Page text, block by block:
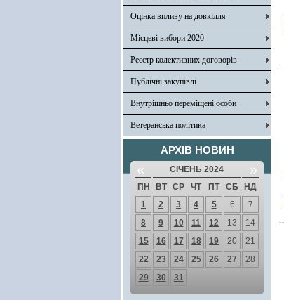
Оцінка впливу на довкілля
Місцеві вибори 2020
Реєстр колективних договорів
Публічні закупівлі
Внутрішньо переміщені особи
Ветеранська політика
АРХІВ НОВИН
« СІЧЕНЬ 2024 »
ПН ВТ СР ЧТ ПТ СБ
НД
1
2 3 4 5 6
7
8
9 10 11 12 13
14
15
16 17 18 19 20
21
22
23 24 25 26 27
28
29
30 31